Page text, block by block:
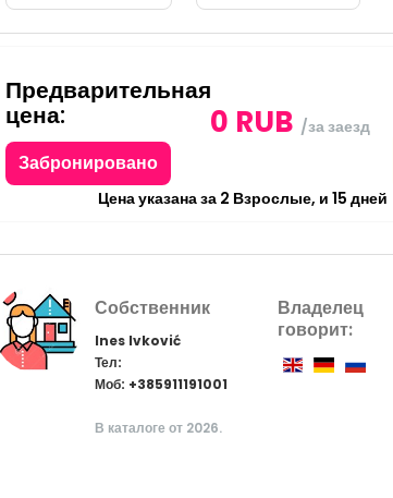
Предварительная
цена:
Забронировано
0 RUB /за заезд
Цена указана за 2 Взрослые, и15 дней
Собственник
Ines Ivković
Тел:
Моб: +385911191001
В каталоге от 2026.
Владелец
говорит: